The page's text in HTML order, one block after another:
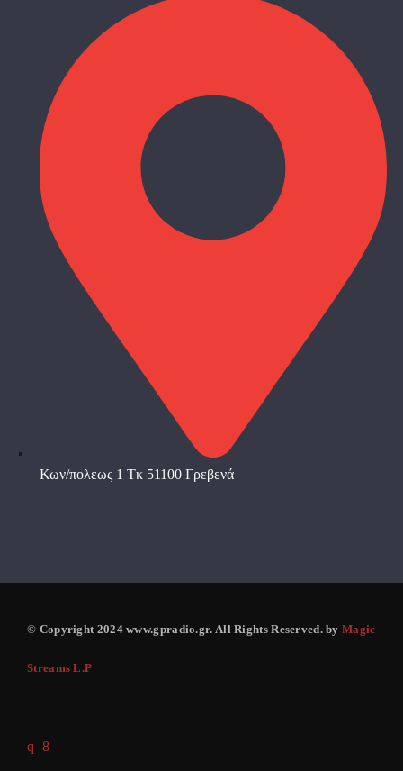
Κων/πολεως 1 Τκ 51100 Γρεβενά
© Copyright 2024 www.gpradio.gr. All Rights Reserved. byMagic
Streams L.P